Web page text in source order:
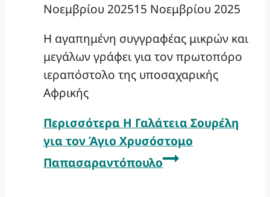
Νοεμβρίου 202515 Νοεμβρίου 2025
Η αγαπημένη συγγραφέας μικρών και
μεγάλων γράφει για τον πρωτοπόρο
ιεραπόστολο της υποσαχαρικής
Αφρικής
Περισσότερα Η Γαλάτεια Σουρέλη
για τον Άγιο Χρυσόστομο
Παπασαραντόπουλο